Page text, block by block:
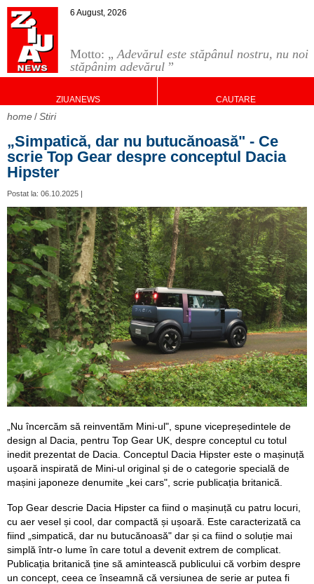
Motto: „Adevărul este stăpânul nostru, nu noi
stăpânim adevărul ”
6 August, 2026
ZIUANEWS CAUTARE
home Stiri
„Simpatică, dar nu butucănoasă" - Ce
scrie Top Gear despre conceptul Dacia
Hipster
Postat la: 06.10.2025 |
„Nu încercăm să reinventăm Mini-ul", spune vicepreședintele de
design al Dacia, pentru Top Gear UK, despre conceptul cu totul
inedit prezentat de Dacia. Conceptul Dacia Hipster este o mașinuță
ușoară inspirată de Mini-ul original și de o categorie specială de
mașini japoneze denumite „kei cars", scrie publicația britanică.
Top Gear descrie Dacia Hipster ca fiind o mașinuță cu patru locuri,
cu aer vesel și cool, dar compactă și ușoară. Este caracterizată ca
fiind „simpatică, dar nu butucănoasă" dar și ca fiind o soluție mai
simplă într-o lume în care totul a devenit extrem de complicat.
Publicația britanică ține să amintească publicului că vorbim despre
un concept, ceea ce înseamnă că versiunea de serie ar putea fi